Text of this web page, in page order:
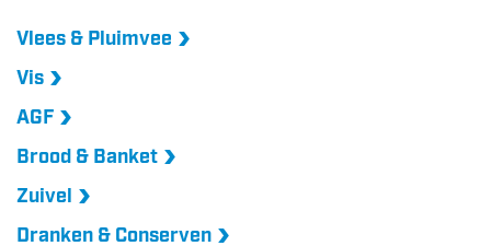
Vlees & Pluimvee
Vis
AGF
Brood & Banket
Zuivel
Dranken & Conserven